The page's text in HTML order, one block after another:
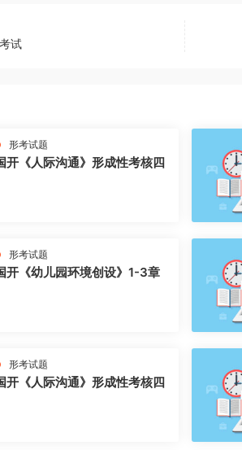
试
形考试题
开《人际沟通》形成性考核四
形考试题
开《幼儿园环境创设》1-3章
形考试题
开《人际沟通》形成性考核四